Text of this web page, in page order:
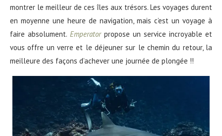
montrer le meilleur de ces îles aux trésors. Les voyages durent
en moyenne une heure de navigation, mais c’est un voyage à
faire absolument. Emperatorpropose un service incroyable et
vous offre un verre et le déjeuner sur le chemin du retour, la
meilleure des façons d’achever une journée de plongée !!